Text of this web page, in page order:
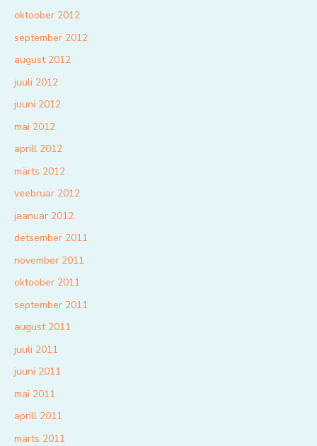
oktoober 2012
september 2012
august 2012
juuli 2012
juuni 2012
mai 2012
aprill 2012
märts 2012
veebruar 2012
jaanuar 2012
detsember 2011
november 2011
oktoober 2011
september 2011
august 2011
juuli 2011
juuni 2011
mai 2011
aprill 2011
märts 2011